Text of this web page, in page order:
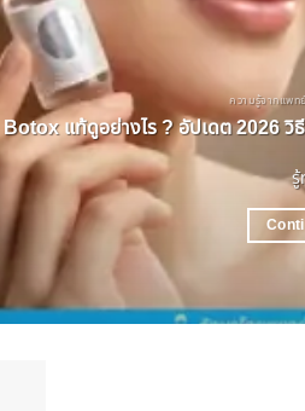
ความรู้จากแพท
Botox แท้ดูอย่างไร ? อัปเดต 2026